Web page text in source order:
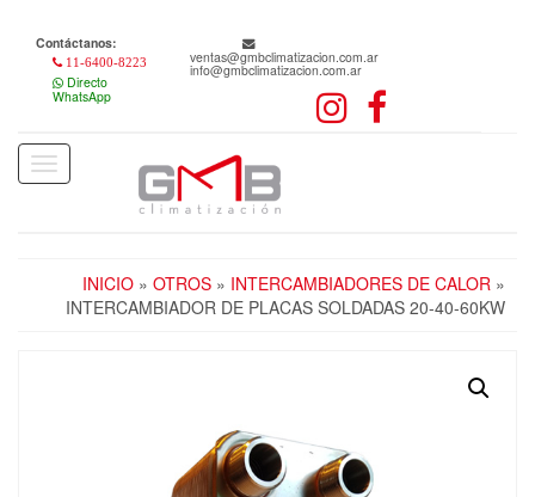
content
Contáctanos:
11-6400-8223
Directo
WhatsApp
ventas@gmbclimatizacion.com.ar
info@gmbclimatizacion.com.ar
Toggle
navigation
INICIO » OTROS » INTERCAMBIADORES DE CALOR »
INTERCAMBIADOR DE PLACAS SOLDADAS 20-40-60KW